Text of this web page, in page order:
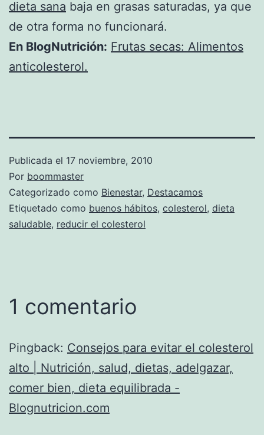
dieta sana baja en grasas saturadas, ya que
de otra forma no funcionará.
En BlogNutrición: Frutas secas: Alimentos
anticolesterol.
Publicada el 17 noviembre, 2010
Por boommaster
Categorizado como Bienestar, Destacamos
Etiquetado como buenos hábitos, colesterol, dieta
saludable, reducir el colesterol
1 comentario
Pingback: Consejos para evitar el colesterol
alto | Nutrición, salud, dietas, adelgazar,
comer bien, dieta equilibrada -
Blognutricion.com